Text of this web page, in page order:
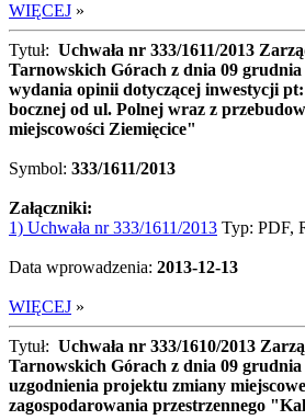
WIĘCEJ »
Tytuł: Uchwała nr 333/1611/2013
Tarnowskich Górach z dnia 09
wydania opinii dotyczącej inwestycji
bocznej od ul. Polnej wraz z
miejscowości Ziemięcice"
Symbol: 333/1611/2013
Załączniki:
1) Uchwała nr 333/1611/2013 Typ: PDF,
Data wprowadzenia: 2013-12-13
WIĘCEJ »
Tytuł: Uchwała nr 333/1610/2013
Tarnowskich Górach z dnia 09
uzgodnienia projektu zmiany
zagospodarowania przestrzennego